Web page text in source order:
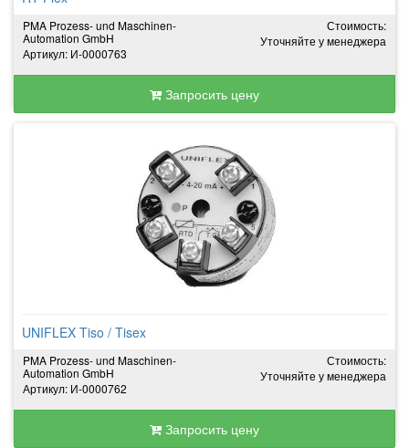
PMA Prozess- und Maschinen-
Automation GmbH
Артикул: И-0000763
Стоимость:
Уточняйте у менеджера
Запросить цену
UNIFLEX Tiso / Tisex
PMA Prozess- und Maschinen-
Automation GmbH
Артикул: И-0000762
Стоимость:
Уточняйте у менеджера
Запросить цену